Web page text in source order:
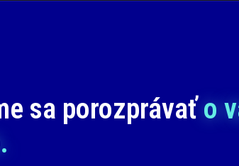
sa porozprávaťo